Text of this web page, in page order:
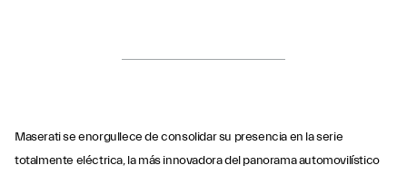
Maserati se enorgullece de consolidar su presencia en la serie
totalmente eléctrica, la más innovadora del panorama automovilístico